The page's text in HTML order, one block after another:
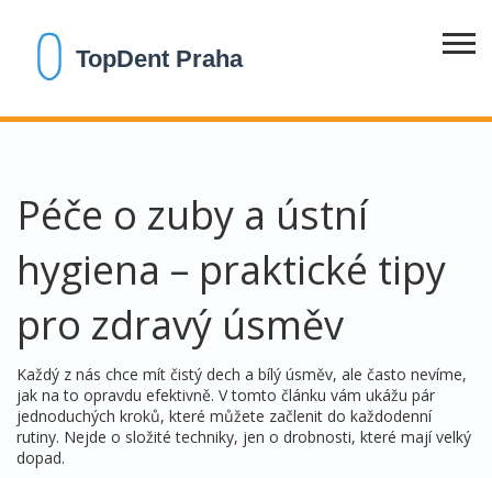
Péče o zuby a ústní
hygiena – praktické tipy
pro zdravý úsměv
Každý z nás chce mít čistý dech a bílý úsměv, ale často nevíme,
jak na to opravdu efektivně. V tomto článku vám ukážu pár
jednoduchých kroků, které můžete začlenit do každodenní
rutiny. Nejde o složité techniky, jen o drobnosti, které mají velký
dopad.